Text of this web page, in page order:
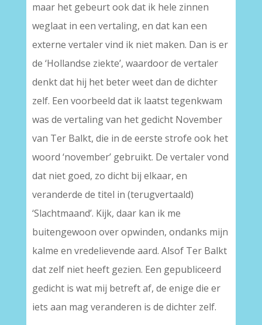
maar het gebeurt ook dat ik hele zinnen
weglaat in een vertaling, en dat kan een
externe vertaler vind ik niet maken. Dan is er
de ‘Hollandse ziekte’, waardoor de vertaler
denkt dat hij het beter weet dan de dichter
zelf. Een voorbeeld dat ik laatst tegenkwam
was de vertaling van het gedicht November
van Ter Balkt, die in de eerste strofe ook het
woord ‘november’ gebruikt. De vertaler vond
dat niet goed, zo dicht bij elkaar, en
veranderde de titel in (terugvertaald)
‘Slachtmaand’. Kijk, daar kan ik me
buitengewoon over opwinden, ondanks mijn
kalme en vredelievende aard. Alsof Ter Balkt
dat zelf niet heeft gezien. Een gepubliceerd
gedicht is wat mij betreft af, de enige die er
iets aan mag veranderen is de dichter zelf.